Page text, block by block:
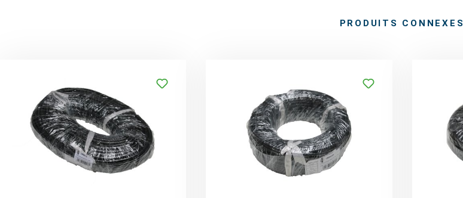
PRODUITS CONNEXES